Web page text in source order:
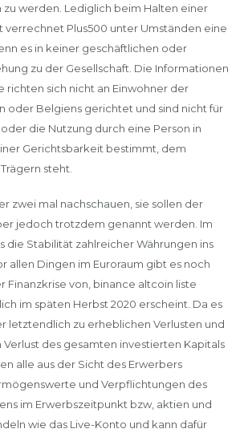
zu werden. Lediglich beim Halten einer
verrechnet Plus500 unter Umständen eine
es in keiner geschäftlichen oder
zu der Gesellschaft. Die Informationen
richten sich nicht an Einwohner der
oder Belgiens gerichtet und sind nicht für
die Nutzung durch eine Person in
Gerichtsbarkeit bestimmt, dem
steht.
zwei mal nachschauen, sie sollen der
jedoch trotzdem genannt werden. Im
die Stabilität zahlreicher Währungen ins
allen Dingen im Euroraum gibt es noch
Finanzkrise von, binance altcoin liste
im späten Herbst 2020 erscheint. Da es
letztendlich zu erheblichen Verlusten und
Verlust des gesamten investierten Kapitals
alle aus der Sicht des Erwerbers
und Verpflichtungen des
im Erwerbszeitpunkt bzw, aktien und
wie das Live-Konto und kann dafür